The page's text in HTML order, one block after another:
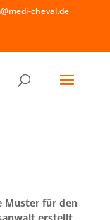
cheval.de
Muster für den